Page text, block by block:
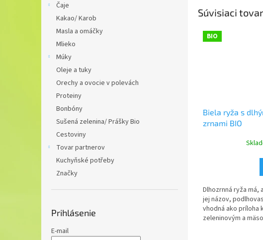
Čaje
Kakao/ Karob
Masla a omáčky
Mlieko
Múky
Oleje a tuky
Orechy a ovocie v polevách
Proteiny
Bonbóny
Sušená zelenina/ Prášky Bio
Cestoviny
Tovar partnerov
Kuchyňské potřeby
Značky
Prihlásenie
E-mail
Súvisiaci tovar
BIO
Biela ryža s
zrnami BIO
Dlhozrnná ryža má,
jej názov,
vhodná ako príloha
zeleninovým a